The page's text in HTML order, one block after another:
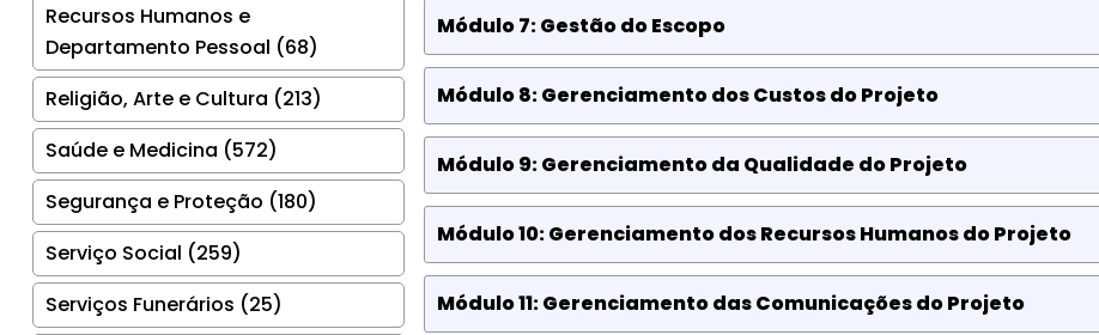
Recursos Humanos e
Departamento Pessoal (68)
Religião, Arte e Cultura (213)
Saúde e Medicina (572)
Segurança e Proteção (180)
Serviço Social (259)
Serviços Funerários (25)
Módulo 7: Gestão do Escopo
Módulo 8: Gerenciamento dos Custos do Projeto
Módulo 9: Gerenciamento da Qualidade do Projeto
Módulo 10: Gerenciamento dos Recursos Humanos do Projeto
Módulo 11: Gerenciamento das Comunicações do Projeto